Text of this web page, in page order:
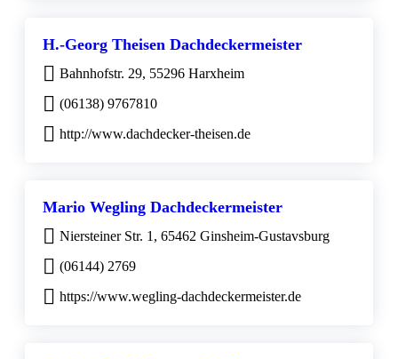
H.-Georg Theisen Dachdeckermeister
Bahnhofstr. 29, 55296 Harxheim
(06138) 9767810
http://www.dachdecker-theisen.de
Mario Wegling Dachdeckermeister
Niersteiner Str. 1, 65462 Ginsheim-Gustavsburg
(06144) 2769
https://www.wegling-dachdeckermeister.de